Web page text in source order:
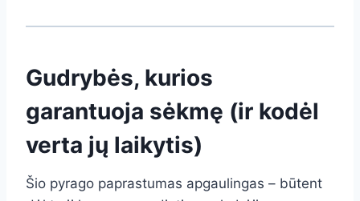
Gudrybės, kurios
garantuoja sėkmę (ir kodėl
verta jų laikytis)
Šio pyrago paprastumas apgaulingas – būtent